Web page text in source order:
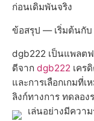
ก่อนเดิมพันจริง
ข้อสรุป — เริ่มต้นกั
dgb222 เป็นแพลต
ดีจาก dgb222 เคร
และการเลือกเกมที่
ลิงก์ทางการ ทดลอ
เล่นอย่างมีควา